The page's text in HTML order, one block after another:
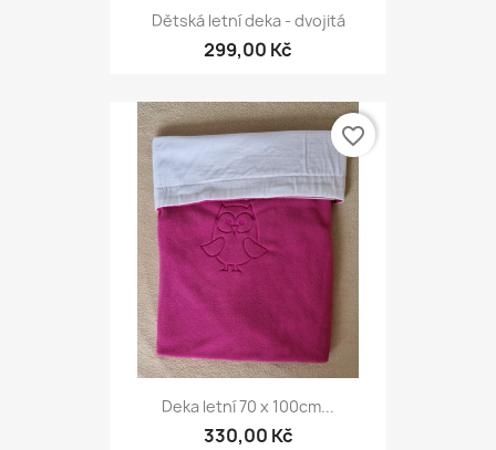
Dětská letní deka - dvojitá
299,00 Kč
Deka letní 70 x 100cm...
330,00 Kč
favorite_border